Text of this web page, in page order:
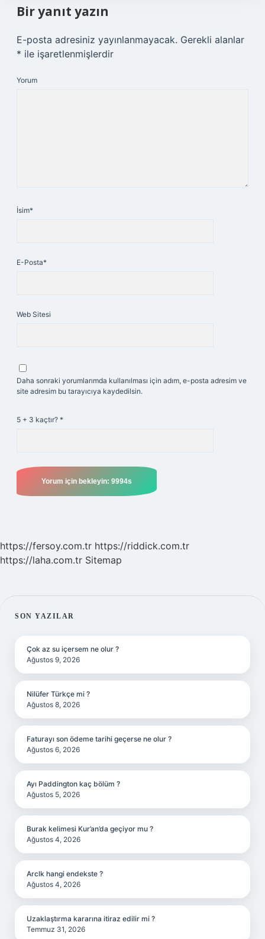
Bir yanıt yazın
E-posta adresiniz yayınlanmayacak. Gerekli alanlar
* ile işaretlenmişlerdir
Yorum
İsim*
E-Posta*
Web Sitesi
Daha sonraki yorumlarımda kullanılması için adım, e-posta adresim ve
site adresim bu tarayıcıya kaydedilsin.
5 + 3 kaçtır? *
https://fersoy.com.tr https://riddick.com.tr
https://laha.com.tr Sitemap
SIDEBAR
SON YAZILAR
Çok az su içersem ne olur ?
Ağustos 9, 2026
Nilüfer Türkçe mi ?
Ağustos 8, 2026
Faturayı son ödeme tarihi geçerse ne olur ?
Ağustos 6, 2026
Ayı Paddington kaç bölüm ?
Ağustos 5, 2026
Burak kelimesi Kur’an’da geçiyor mu ?
Ağustos 4, 2026
Arclk hangi endekste ?
Ağustos 4, 2026
Uzaklaştırma kararına itiraz edilir mi ?
Temmuz 31, 2026